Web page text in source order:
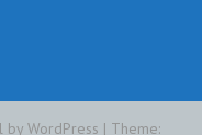
by WordPress | Theme: